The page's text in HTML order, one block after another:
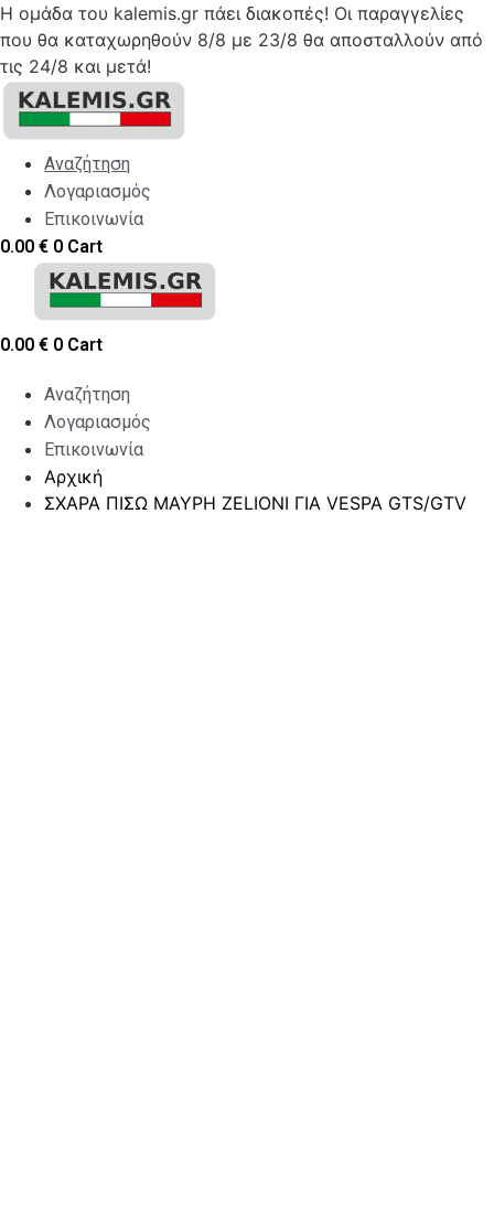
Η ομάδα του kalemis.gr πάει διακοπές! Οι παραγγελίες
που θα καταχωρηθούν 8/8 με 23/8 θα αποσταλλούν από
τις 24/8 και μετά!
Skip
content
Αναζήτηση
Λογαριασμός
Επικοινωνία
0.00 € 0 Cart
0.00 € 0 Cart
Αναζήτηση
Λογαριασμός
Επικοινωνία
Αρχική
ΣΧΑΡΑ ΠΙΣΩ ΜΑΥΡΗ ZELIONI ΓΙΑ VESPA GTS/GTV